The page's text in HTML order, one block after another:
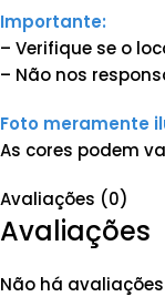
Importante:
– Verifique se o
– Não nos
Foto meramente
As cores podem
Avaliações (0)
Avaliações
Não há